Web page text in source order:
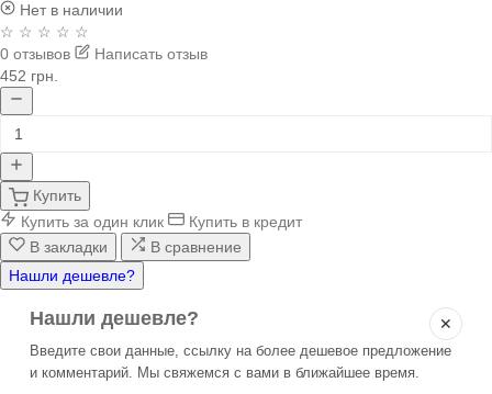
Нет в наличии
☆ ☆ ☆ ☆ ☆
0 отзывов
Написать отзыв
452 грн.
Купить
Купить за один клик
Купить в кредит
В закладки
В сравнение
Нашли дешевле?
✕
Нашли дешевле?
Введите свои данные, ссылку на более дешевое предложение
и комментарий. Мы свяжемся с вами в ближайшее время.